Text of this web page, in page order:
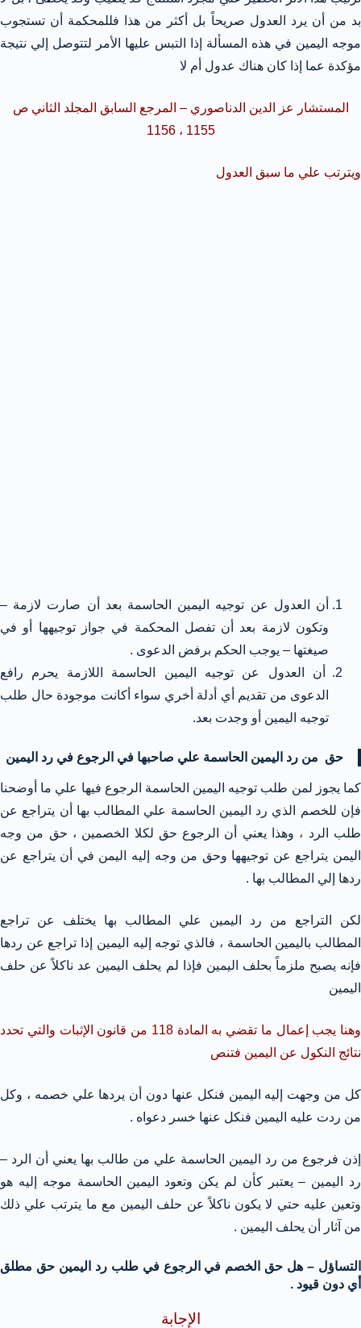
بد من أن يرد العدول صريحاً بل أكثر من هذا فللمحكمة أن تستجوب
موجه اليمين في هذه المسألة إذا التبس عليها الأمر لتتوصل إلي نتيجة
مؤكدة عما إذا كان هناك عدول أم لا
المستشار عز الدين الدناصوري – المرجع السابق المجلد الثاني ص
1155 ، 1156
ويترتب علي ما سبق العدول
أن العدول عن توجيه اليمين الحاسمة بعد أن صارت لازمة –
وتكون لازمة بعد أن تفصل المحكمة في جواز توجيهها أو في
صيغتها – يوجب الحكم برفض الدعوى .
أن العدول عن توجيه اليمين الحاسمة اللازمة يحرم رافع
الدعوى من تقديم أي أدلة أخري سواء أكانت موجودة حال طلب
توجيه اليمين أو وجدت بعد.
حق من رد اليمين الحاسمة علي صاحبها في الرجوع في رد اليمين
كما يجوز لمن طلب توجيه اليمين الحاسمة الرجوع فيها علي ما أوضحنا
فإن للخصم الذي رد اليمين الحاسمة علي المطالب بها أن يتراجع عن
طلب الرد ، وهذا يعني أن الرجوع حق لكلا الخصمين ، حق من وجه
اليمن يتراجع عن توجيهها وحق من وجه إليه اليمن في أن يتراجع عن
ردها إلي المطالب بها .
لكن التراجع من رد اليمين علي المطالب بها يختلف عن تراجع
المطالب باليمين الحاسمة ، فالذي توجه إليه اليمين إذا تراجع عن ردها
فإنه يصبح ملزماً بحلف اليمين فإذا لم يحلف اليمين عد ناكلاً عن حلف
اليمين
وهنا يجب إعمال ما تقضي به المادة 118 من قانون الإثبات والتي تحدد
نتائج النكول عن اليمين فتنص
كل من وجهت إليه اليمين فنكل عنها دون أن يردها علي خصمه ، وكل
من ردت عليه اليمين فنكل عنها خسر دعواه .
إذن فرجوع من رد اليمين الحاسمة علي من طالب بها يعني أن الرد –
رد اليمين – يعتبر كأن لم يكن وتعود اليمين الحاسمة موجه إليه هو
وتعين عليه حتي لا يكون ناكلاً عن حلف اليمين مع ما يترتب علي ذلك
من آثار أن يحلف اليمين .
التساؤل – هل حق الخصم في الرجوع في طلب رد اليمين حق مطلق
أي دون قيود .
الإجابة